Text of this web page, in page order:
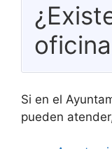
Si en el
pueden